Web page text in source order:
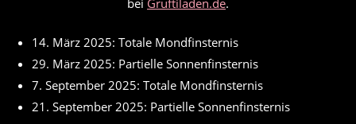
14. März 2025: Totale Mondfinsternis
29. März 2025: Partielle Sonnenfinsternis
7. September 2025: Totale Mondfinsternis
21. September 2025: Partielle Sonnenfinsternis